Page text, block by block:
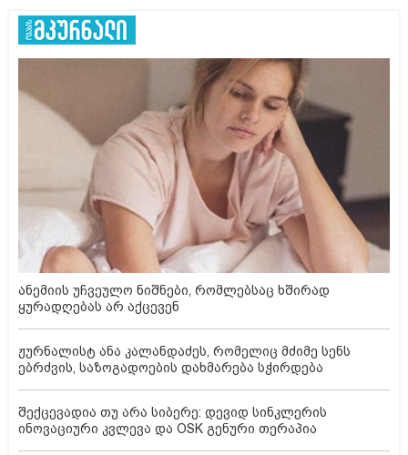
ანემიის უჩვეულო ნიშნები, რომლებსაც ხშირად
ყურადღებას არ აქცევენ
ჟურნალისტ ანა კალანდაძეს, რომელიც მძიმე სენს
ებრძვის, საზოგადოების დახმარება სჭირდება
შექცევადია თუ არა სიბერე: დევიდ სინკლერის
ინოვაციური კვლევა და OSK გენური თერაპია